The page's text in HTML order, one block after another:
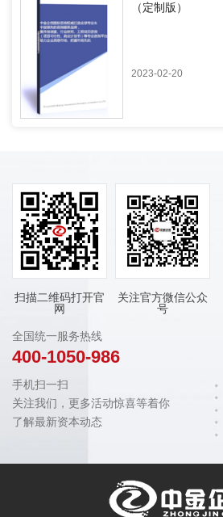
（定制版）
2023-02-20
扫描二维码打开官
网
关注官方微信公众
号
全国统一服务热线
400-1050-986
手机扫一扫
关注我们，更多活动惊喜等着你
了解最新资本动态